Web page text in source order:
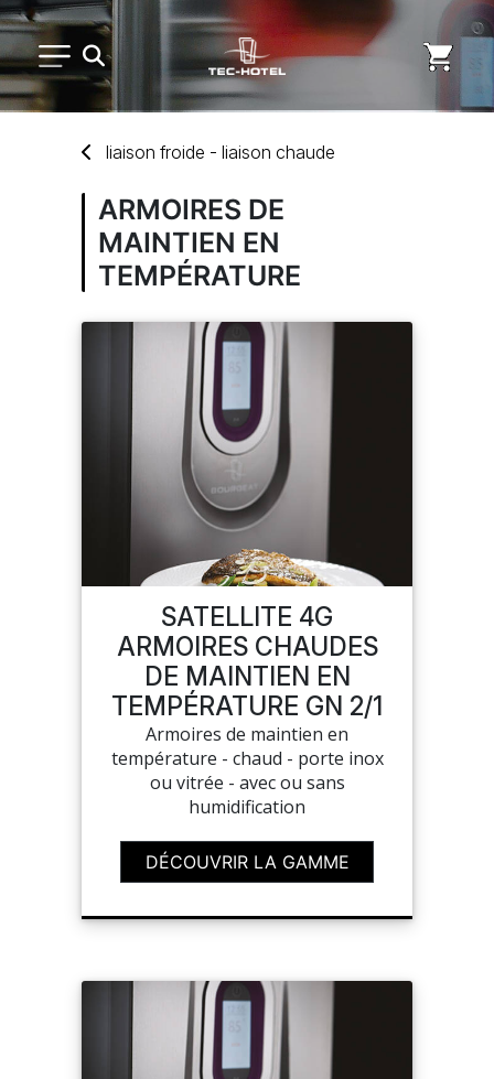
ARTS DE LA TABLE
USAGE UNIQUE
DISTRIBUTION DE REPAS
MON COMPTE
MES LISTES
MA COMMANDE
CHEF'S LIST
SUR-MESURE
liaison froide - liaison chaude
ARMOIRES DE
MAINTIEN EN
TEMPÉRATURE
SATELLITE 4G
ARMOIRES CHAUDES
DE MAINTIEN EN
TEMPÉRATURE GN 2/1
Armoires de maintien en
température - chaud - porte inox
ou vitrée - avec ou sans
humidification
DÉCOUVRIR LA GAMME